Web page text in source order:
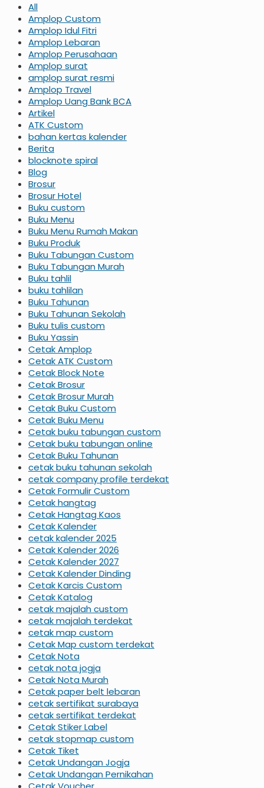
All
Amplop Custom
Amplop Idul Fitri
Amplop Lebaran
Amplop Perusahaan
Amplop surat
amplop surat resmi
Amplop Travel
Amplop Uang Bank BCA
Artikel
ATK Custom
bahan kertas kalender
Berita
blocknote spiral
Blog
Brosur
Brosur Hotel
Buku custom
Buku Menu
Buku Menu Rumah Makan
Buku Produk
Buku Tabungan Custom
Buku Tabungan Murah
Buku tahlil
buku tahlilan
Buku Tahunan
Buku Tahunan Sekolah
Buku tulis custom
Buku Yassin
Cetak Amplop
Cetak ATK Custom
Cetak Block Note
Cetak Brosur
Cetak Brosur Murah
Cetak Buku Custom
Cetak Buku Menu
Cetak buku tabungan custom
Cetak buku tabungan online
Cetak Buku Tahunan
cetak buku tahunan sekolah
cetak company profile terdekat
Cetak Formulir Custom
Cetak hangtag
Cetak Hangtag Kaos
Cetak Kalender
cetak kalender 2025
Cetak Kalender 2026
Cetak Kalender 2027
Cetak Kalender Dinding
Cetak Karcis Custom
Cetak Katalog
cetak majalah custom
cetak majalah terdekat
cetak map custom
Cetak Map custom terdekat
Cetak Nota
cetak nota jogja
Cetak Nota Murah
Cetak paper belt lebaran
cetak sertifikat surabaya
cetak sertifikat terdekat
Cetak Stiker Label
cetak stopmap custom
Cetak Tiket
Cetak Undangan Jogja
Cetak Undangan Pernikahan